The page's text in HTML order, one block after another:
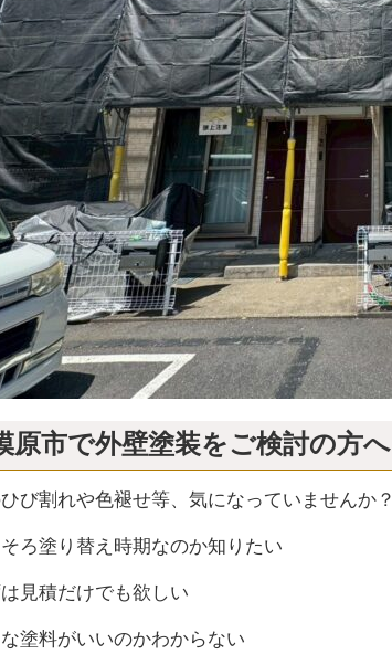
原市で外壁塗装をご検討の方へ
び割れや色褪せ等、気になっていませんか？
そろ塗り替え時期なのか知りたい
は見積だけでも欲しい
な塗料がいいのかわからない